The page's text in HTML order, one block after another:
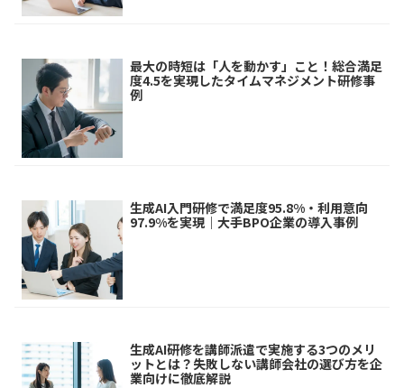
最大の時短は「人を動かす」こと！総合満足
度4.5を実現したタイムマネジメント研修事
例
生成AI入門研修で満足度95.8%・利用意向
97.9%を実現｜大手BPO企業の導入事例
生成AI研修を講師派遣で実施する3つのメリ
ットとは？失敗しない講師会社の選び方を企
業向けに徹底解説